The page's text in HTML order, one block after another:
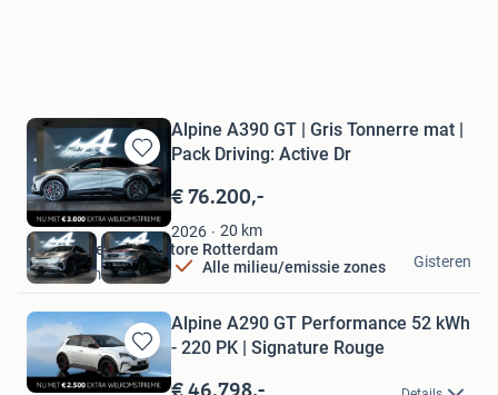
Bewaren
in
Mijn
Favorieten
Alpine A390 GT | Gris Tonnerre mat |
Pack Driving: Active Dr
€ 76.200,-
2026 20 km
Alle milieu/emissie zones
Van Mossel Alpine Store Rotterdam
Rotterdam
Gisteren
Bewaren
in
Alpine A290 GT Performance 52 kWh
- 220 PK | Signature Rouge